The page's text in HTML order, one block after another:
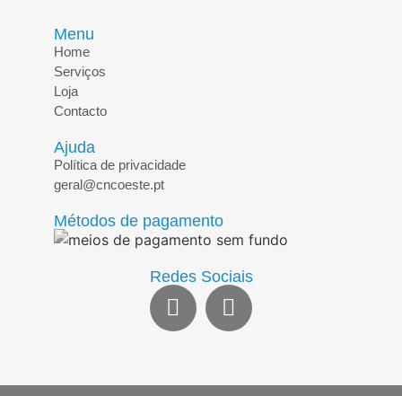
Menu
Home
Serviços
Loja
Contacto
Ajuda
Política de privacidade
geral@cncoeste.pt
Métodos de pagamento
Redes Sociais